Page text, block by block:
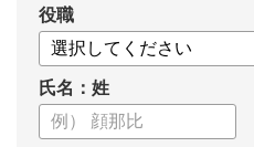
役職
氏名：姓